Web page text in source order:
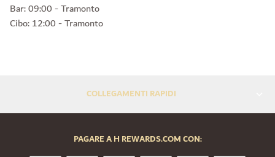
Bar: 09:00 - Tramonto
Cibo: 12:00 - Tramonto
COLLEGAMENTI RAPIDI
PAGARE A H REWARDS.COM CON: